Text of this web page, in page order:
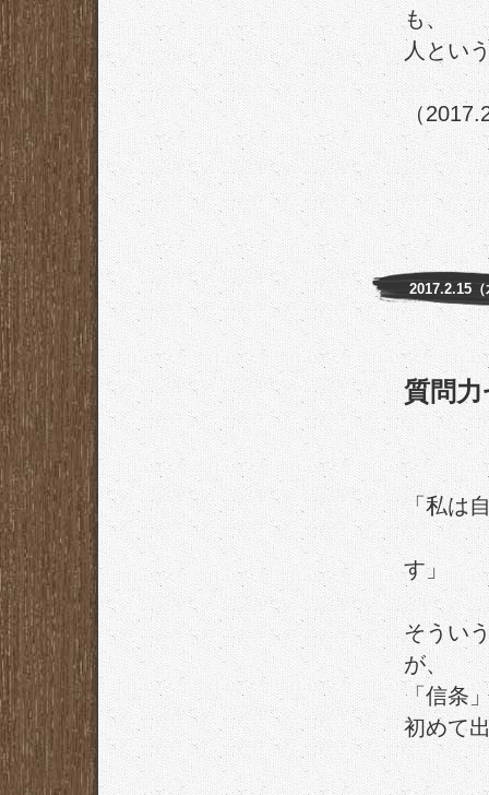
も、
人とい
（
2017.2.15（
質問
「私は
し
す」
そうい
が、
「信条
初めて